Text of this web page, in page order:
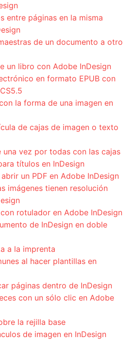
entre páginas en la misma
de un documento a otro
un libro con Adobe InDesign
en formato EPUB con
la forma de una imagen en
de cajas de imagen o texto
una vez por todas con las cajas
títulos en InDesign
un PDF en Adobe InDesign
imágenes tienen resolución
rotulador en Adobe InDesign
de InDesign en doble
a la imprenta
al hacer plantillas en
páginas dentro de InDesign
con un sólo clic en Adobe
la rejilla base
de imagen en InDesign